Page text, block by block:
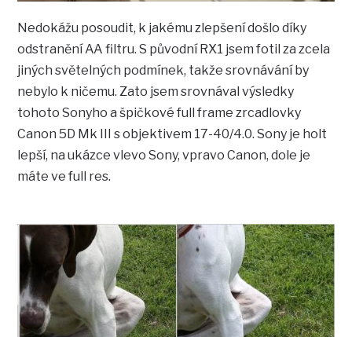
Nedokážu posoudit, k jakému zlepšení došlo díky
odstranění AA filtru. S původní RX1 jsem fotil za zcela
jiných světelných podmínek, takže srovnávání by
nebylo k ničemu. Zato jsem srovnával výsledky
tohoto Sonyho a špičkové full frame zrcadlovky
Canon 5D Mk III s objektivem 17-40/4.0. Sony je holt
lepší, na ukázce vlevo Sony, vpravo Canon, dole je
máte ve full res.